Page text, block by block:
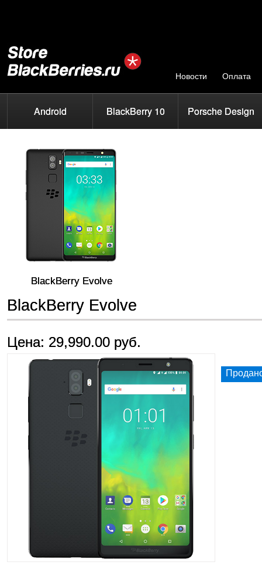
Новости Оплата
Android BlackBerry 10 Porsche Design
BlackBerry Evolve
BlackBerry Evolve
Цена: 29,990.00 руб.